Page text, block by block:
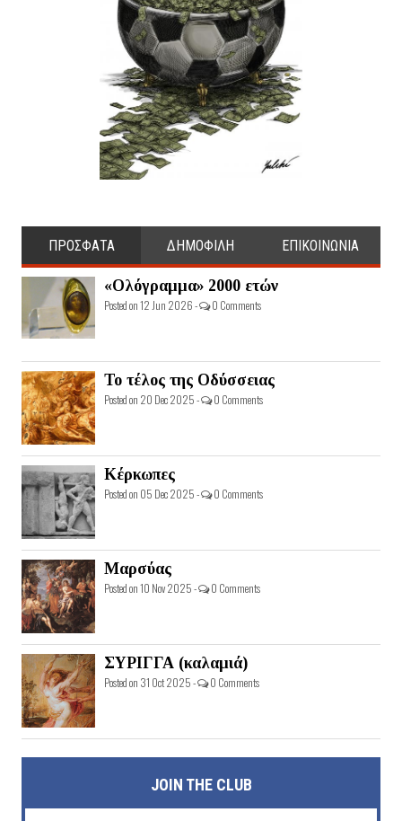
ΠΡΟΣΦΑΤΑ ΔΗΜΟΦΙΛΗ ΕΠΙΚΟΙΝΩΝΙΑ
«Ολόγραμμα» 2000 ετών
Posted on 12 Jun 2026 - 0 Comments
Το τέλος της Οδύσσειας
Posted on 20 Dec 2025 - 0 Comments
Κέρκωπες
Posted on 05 Dec 2025 - 0 Comments
Μαρσύας
Posted on 10 Nov 2025 - 0 Comments
ΣΥΡΙΓΓΑ (καλαμιά)
Posted on 31 Oct 2025 - 0 Comments
JOIN THE CLUB